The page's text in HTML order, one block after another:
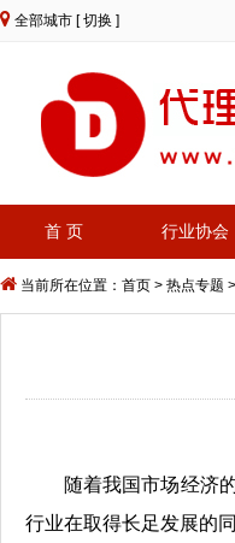
全部城市 [ 切换 ]
首 页 行业协会
当前所在位置： 首页 > 热点专题
随着我国市场经济
行业在取得长足发展的